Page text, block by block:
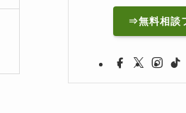
⇒無料相談